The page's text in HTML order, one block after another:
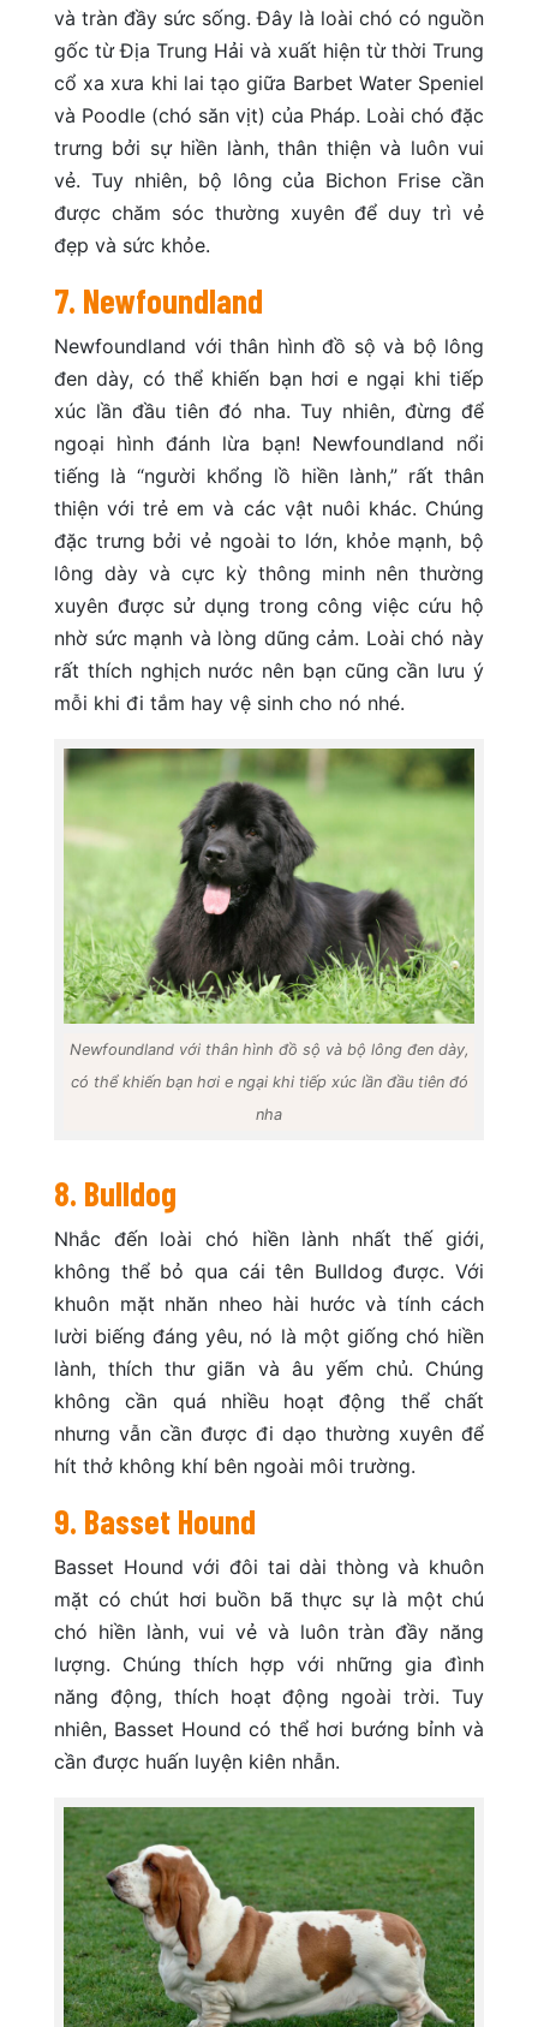
và tràn đầy sức sống. Đây là loài chó có nguồn
gốc từ Địa Trung Hải và xuất hiện từ thời Trung
cổ xa xưa khi lai tạo giữa Barbet Water Speniel
và Poodle (chó săn vịt) của Pháp. Loài chó đặc
trưng bởi sự hiền lành, thân thiện và luôn vui
vẻ. Tuy nhiên, bộ lông của Bichon Frise cần
được chăm sóc thường xuyên để duy trì vẻ
đẹp và sức khỏe.
7. Newfoundland
Newfoundland với thân hình đồ sộ và bộ lông
đen dày, có thể khiến bạn hơi e ngại khi tiếp
xúc lần đầu tiên đó nha. Tuy nhiên, đừng để
ngoại hình đánh lừa bạn! Newfoundland nổi
tiếng là “người khổng lồ hiền lành,” rất thân
thiện với trẻ em và các vật nuôi khác. Chúng
đặc trưng bởi vẻ ngoài to lớn, khỏe mạnh, bộ
lông dày và cực kỳ thông minh nên thường
xuyên được sử dụng trong công việc cứu hộ
nhờ sức mạnh và lòng dũng cảm. Loài chó này
rất thích nghịch nước nên bạn cũng cần lưu ý
mỗi khi đi tắm hay vệ sinh cho nó nhé.
Newfoundland với thân hình đồ sộ và bộ lông đen dày,
có thể khiến bạn hơi e ngại khi tiếp xúc lần đầu tiên đó
nha
8. Bulldog
Nhắc đến loài chó hiền lành nhất thế giới,
không thể bỏ qua cái tên Bulldog được. Với
khuôn mặt nhăn nheo hài hước và tính cách
lười biếng đáng yêu, nó là một giống chó hiền
lành, thích thư giãn và âu yếm chủ. Chúng
không cần quá nhiều hoạt động thể chất
nhưng vẫn cần được đi dạo thường xuyên để
hít thở không khí bên ngoài môi trường.
9. Basset Hound
Basset Hound với đôi tai dài thòng và khuôn
mặt có chút hơi buồn bã thực sự là một chú
chó hiền lành, vui vẻ và luôn tràn đầy năng
lượng. Chúng thích hợp với những gia đình
năng động, thích hoạt động ngoài trời. Tuy
nhiên, Basset Hound có thể hơi bướng bỉnh và
cần được huấn luyện kiên nhẫn.